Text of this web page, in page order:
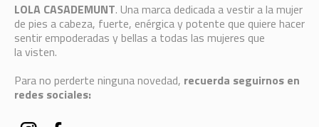
LOLA CASADEMUNT. Una marca dedicada a vestir a la mujer
de pies a cabeza, fuerte, enérgica y potente que quiere hacer
sentir empoderadas y bellas a todas las mujeres que
la visten.
Para no perderte ninguna novedad, recuerda seguirnos en
redes sociales: